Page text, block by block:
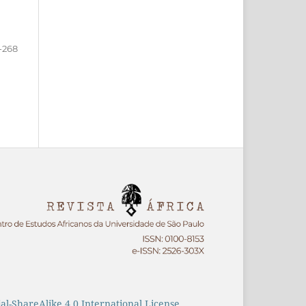
268